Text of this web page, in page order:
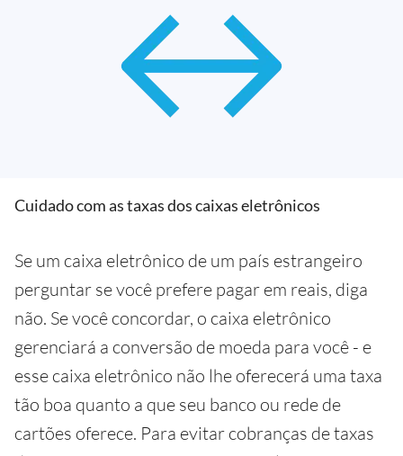
Cuidado com as taxas dos caixas eletrônicos
Se um caixa eletrônico de um país estrangeiro
perguntar se você prefere pagar em reais, diga
não. Se você concordar, o caixa eletrônico
gerenciará a conversão de moeda para você - e
esse caixa eletrônico não lhe oferecerá uma taxa
tão boa quanto a que seu banco ou rede de
cartões oferece. Para evitar cobranças de taxas